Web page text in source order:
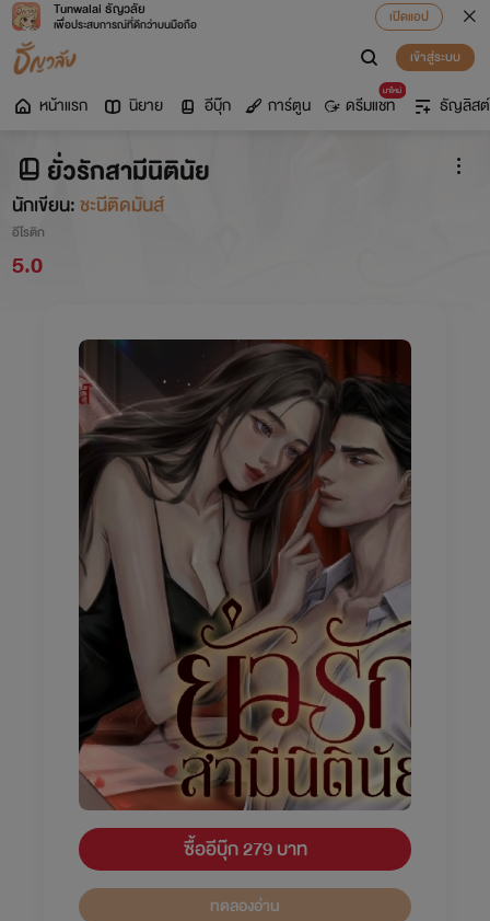
Tunwalai ธัญวลัย
เพื่อประสบการณ์ที่ดีกว่าบนมือถือ
เปิดแอป
เข้าสู่ระบบ
หน้าแรก นิยาย อีบุ๊ก การ์ตูน
มาใหม่
ดรีมแชท ธัญลิสต์
ยั่วรักสามีนิตินัย
นักเขียน:ชะนีติดมันส์
อีโรติก
5.0
ซื้ออีบุ๊ก 279 บาท
ทดลองอ่าน